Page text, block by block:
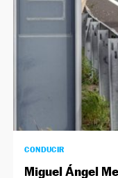
CONDUCIR
Miguel Ángel